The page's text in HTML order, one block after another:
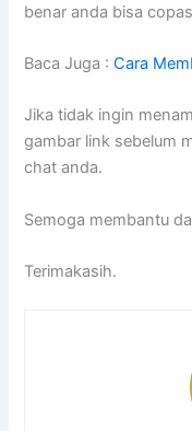
benar anda bisa
Baca Juga :Cara
Jika tidak ingin
gambar link sebelum
chat anda.
Semoga membantu
Terimakasih.